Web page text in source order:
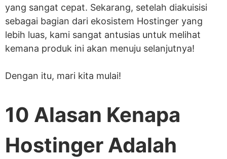
yang sangat cepat. Sekarang, setelah diakuisisi
sebagai bagian dari ekosistem Hostinger yang
lebih luas, kami sangat antusias untuk melihat
kemana produk ini akan menuju selanjutnya!
Dengan itu, mari kita mulai!
10 Alasan Kenapa
Hostinger Adalah